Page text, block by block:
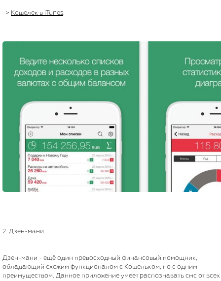
-> Кошелек в iTunes.
2. Дзен-мани
Дзен-мани - ещё один превосходный финансовый помощник,
обладающий схожим функционалом с Кошельком, но с одним
преимуществом. Данное приложение умеет распознавать смс от всех